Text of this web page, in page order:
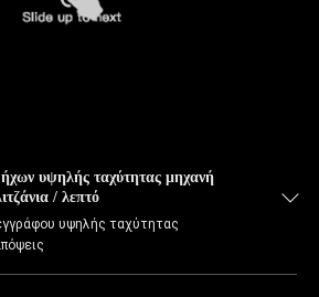
υψηλής ταχύτητας μηχανή
/ λεπτό
υψηλής ταχύτητας